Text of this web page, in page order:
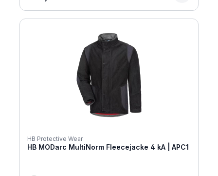
HB Protective Wear
HB MODarc MultiNorm Fleecejacke 4 kA | APC1